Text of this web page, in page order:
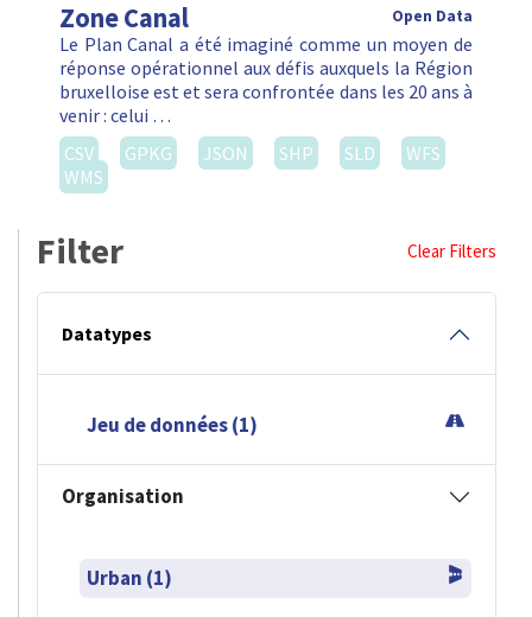
Zone Canal Open Data
Le Plan Canal a été imaginé comme un moyen de
réponse opérationnel aux défis auxquels la Région
bruxelloise est et sera confrontée dans les 20 ans à
venir : celui …
CSV
GPKG JSON SHP SLD
WFS
WMS
Filter Clear Filters
Datatypes
Jeu de données (1)
Organisation
Urban (1)